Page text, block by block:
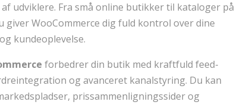
udviklere. Fra små online butikker til kataloger på
giver WooCommerce dig fuld kontrol over dine
kundeoplevelse.
forbedrer din butik med kraftfuld feed-
og avanceret kanalstyring. Du kan
prissammenligningssider og